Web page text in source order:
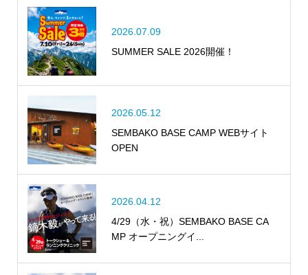
2026.07.09
SUMMER SALE 2026開催！
2026.05.12
SEMBAKO BASE CAMP WEBサイト
OPEN
2026.04.12
4/29（水・祝）SEMBAKO BASE CA
MP オープニングイ...